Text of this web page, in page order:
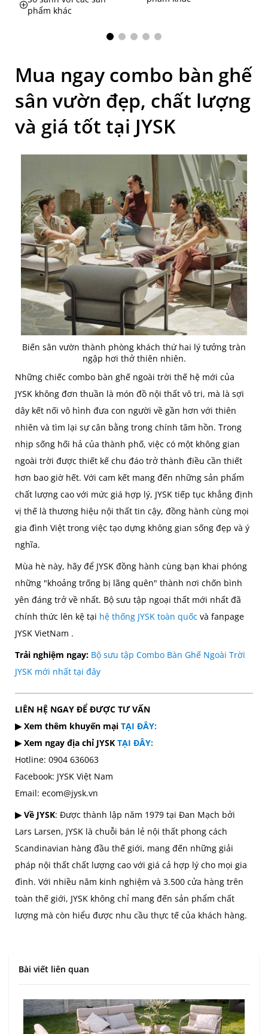
phẩm khác
Mua ngay combo bàn ghế
sân vườn đẹp, chất lượng
và giá tốt tại JYSK
Biến sân vườn thành phòng khách thứ hai lý tưởng tràn
ngập hơi thở thiên nhiên.
Những chiếc combo bàn ghế ngoài trời thế hệ mới của
JYSK không đơn thuần là món đồ nội thất vô tri, mà là sợi
dây kết nối vô hình đưa con người về gần hơn với thiên
nhiên và tìm lại sự cân bằng trong chính tâm hồn. Trong
nhịp sống hối hả của thành phố, việc có một không gian
ngoài trời được thiết kế chu đáo trở thành điều cần thiết
hơn bao giờ hết. Với cam kết mang đến những sản phẩm
chất lượng cao với mức giá hợp lý, JYSK tiếp tục khẳng định
vị thế là thương hiệu nội thất tin cậy, đồng hành cùng mọi
gia đình Việt trong việc tạo dựng không gian sống đẹp và ý
nghĩa.
Mùa hè này, hãy để JYSK đồng hành cùng bạn khai phóng
những "khoảng trống bị lãng quên" thành nơi chốn bình
yên đáng trở về nhất. Bộ sưu tập ngoại thất mới nhất đã
chính thức lên kệ tại hệ thống JYSK toàn quốc và fanpage
JYSK VietNam .
Trải nghiệm ngay: Bộ sưu tập Combo Bàn Ghế Ngoài Trời
JYSK mới nhất tại đây
LIÊN HỆ NGAY ĐỂ ĐƯỢC TƯ VẤN
▶ Xem thêm khuyến mại TẠI ĐÂY:
▶ Xem ngay địa chỉ JYSK TẠI ĐÂY:
Hotline: 0904 636063
Facebook: JYSK Việt Nam
Email: ecom@jysk.vn
▶ Về JYSK: Được thành lập năm 1979 tại Đan Mạch bởi
Lars Larsen, JYSK là chuỗi bán lẻ nội thất phong cách
Scandinavian hàng đầu thế giới, mang đến những giải
pháp nội thất chất lượng cao với giá cả hợp lý cho mọi gia
đình. Với nhiều năm kinh nghiệm và 3.500 cửa hàng trên
toàn thế giới, JYSK không chỉ mang đến sản phẩm chất
lượng mà còn hiểu được nhu cầu thực tế của khách hàng.
Bài viết liên quan